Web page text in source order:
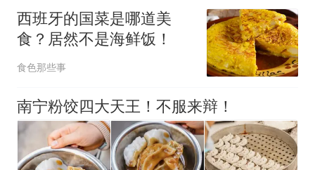
号，仅凭视频评出？中国烹饪
协会回应
美国渔民钓获鲨鱼徒手将其拽
回大海 目击者直呼震惊 （视频
来源：参考消息）
笔试第一被第二名传话劝弃考
佛山一中学招聘物理教师，笔
试前13名均遭淘汰？教育局：
已叫停招聘，成立调查组全面
核查
台风"白海豚"中心附近最大风
力已达15级 最新研判
西班牙的国菜是哪道美
食？居然不是海鲜饭！
食色那些事
南宁粉饺四大天王！不服来辩！